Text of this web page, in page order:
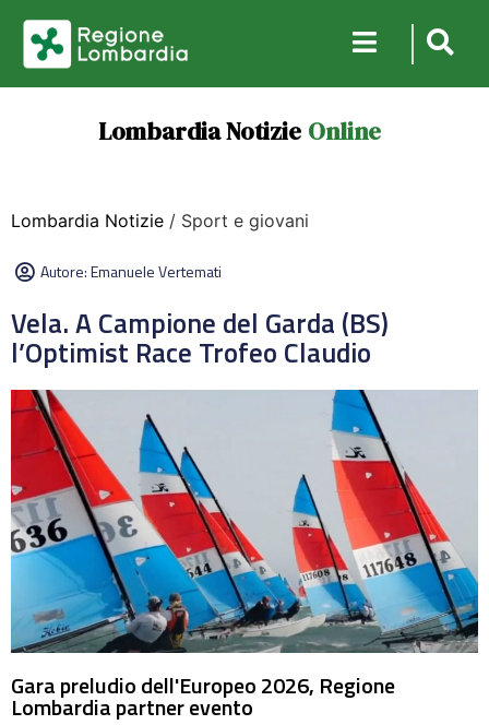
Lombardia Notizie Online
Lombardia Notizie / Sport e giovani
Autore:Emanuele Vertemati
Vela. A Campione del Garda (BS)
l’Optimist Race Trofeo Claudio
Gara preludio dell'Europeo 2026, Regione
Lombardia partner evento